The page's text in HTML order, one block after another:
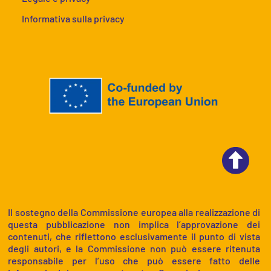
Informativa sulla privacy
Il sostegno della Commissione europea alla realizzazione di
questa pubblicazione non implica l’approvazione dei
contenuti, che riflettono esclusivamente il punto di vista
degli autori, e la Commissione non può essere ritenuta
responsabile per l’uso che può essere fatto delle